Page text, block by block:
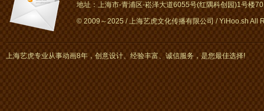
地址：上海市-青浦区-崧泽大道6055号(红隅科创园)1号楼
© 2009～2025 / 上海艺虎文化传播有限公司 / YiHoo.sh All
上海艺虎专业从事动画8年，创意设计、经验丰富、诚信服务，是您最佳选择!